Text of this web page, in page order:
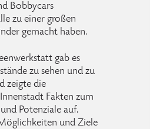
Bobbycars
zu einer großen
gemacht haben.
gab es
zu sehen und zu
zeigte die
Fakten zum
Potenziale auf.
und Ziele